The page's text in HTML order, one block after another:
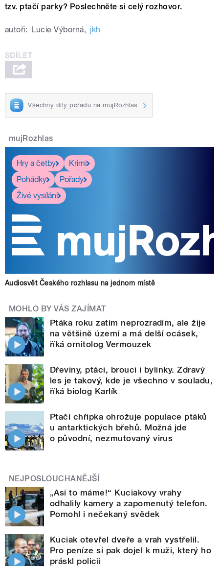
tzv. ptačí parky? Poslechněte si celý rozhovor.
autoři: Lucie Výborná, jkh
Všechny díly pořadu na mujRozhlas
mujRozhlas
Hry a četby
Krimi
Pohádky
Pořady
Živé vysílání
Audiosvět Českého rozhlasu na jednom místě
MOHLO BY VÁS ZAJÍMAT
Ptáka roku zatím neprozradím, ale žije
na většině území a má delší ocásek,
říká ornitolog Vermouzek
Dřeviny, ptáci, brouci i bylinky. Zdravý
les je takový, kde je všechno v souladu,
říká biolog Karlík
Ptačí chřipka ohrožuje populace ptáků
u antarktických břehů. Možná jde
o původní, nezmutovaný virus
NEJPOSLOUCHANĚJŠÍ
„Asi to máme!“ Kuciakovy vrahy
odhalily kamery a zapomenutý telefon.
Pomohl i nečekaný svědek
Kuciak otevřel dveře a vrah vystřelil.
Pro peníze si pak dojel k muži, který ho
práskl policii